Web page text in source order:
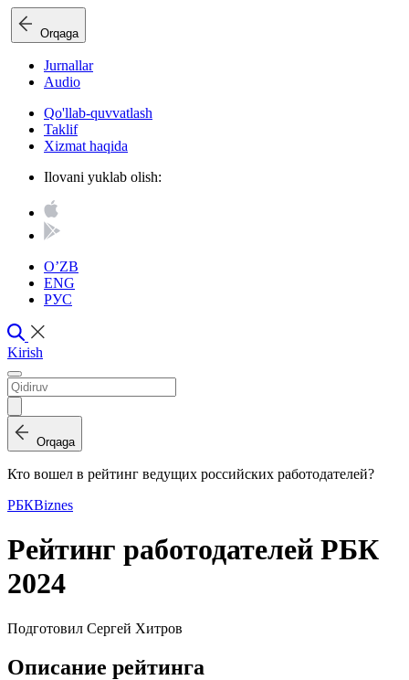
Orqaga
Jurnallar
Audio
Qo'llab-quvvatlash
Taklif
Xizmat haqida
Ilovani yuklab olish:
O’ZB
ENG
РУС
Kirish
Orqaga
Кто вошел в рейтинг ведущих российских работодателей?
РБКBiznes
Рейтинг работодателей РБК
2024
Подготовил Сергей Хитров
Описание рейтинга